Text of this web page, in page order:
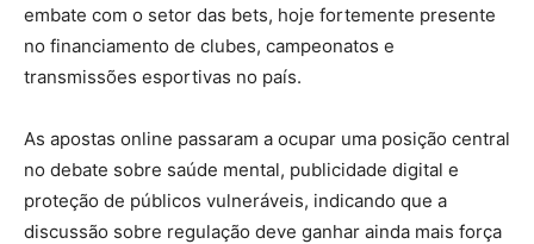
embate com o setor das bets, hoje fortemente presente
no financiamento de clubes, campeonatos e
transmissões esportivas no país.
As apostas online passaram a ocupar uma posição central
no debate sobre saúde mental, publicidade digital e
proteção de públicos vulneráveis, indicando que a
discussão sobre regulação deve ganhar ainda mais força